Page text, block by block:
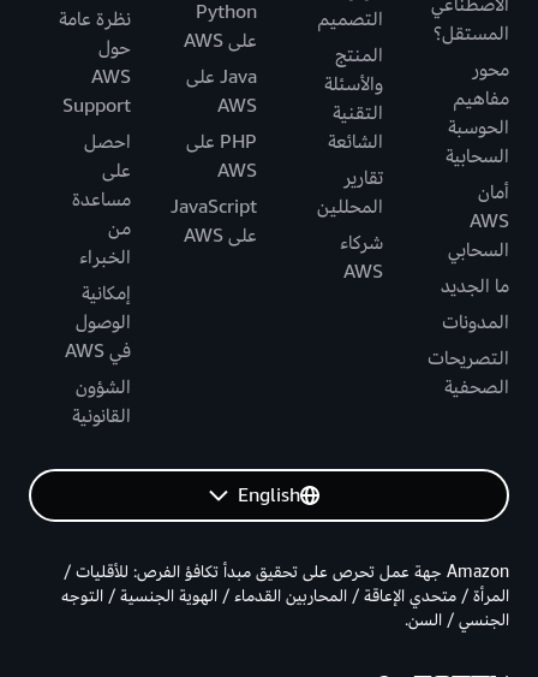
المستقل؟
محور
مفاهيم
الحوسبة
السحابية
أمان
AWS
السحابي
ما الجديد
المدونات
التصريحات
الصحفية
التصميم
المنتج
والأسئلة
التقنية
الشائعة
تقارير
المحللين
شركاء
AWS
Python
على AWS
Java على
AWS
PHP على
AWS
JavaScript
على AWS
نظرة عامة
حول
AWS
Support
احصل
على
مساعدة
من
الخبراء
إمكانية
الوصول
في AWS
الشؤون
القانونية
English
Amazon جهة عمل تحرص على تحقيق مبدأ تكافؤ الفرص: للأقليات /
المرأة / متحدي الإعاقة / المحاربين القدماء / الهوية الجنسية / التوجه
الجنسي / السن.